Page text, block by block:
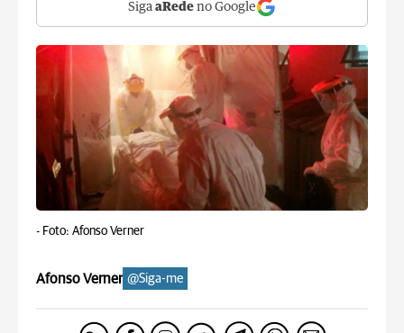
Siga aRede no Google
- Foto: Afonso Verner
Afonso Verner @Siga-me